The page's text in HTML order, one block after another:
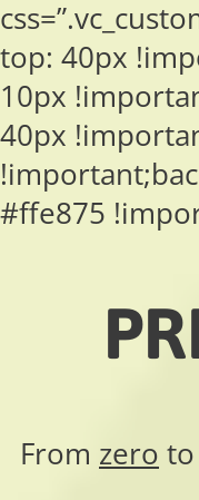
top: 40px
10px
40px
#ffe875
From zero to